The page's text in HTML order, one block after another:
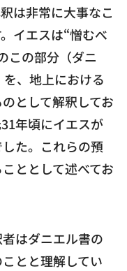
は非常に大事なこ
イエスは“憎むべ
この部分（ダニ
、地上における
として解釈してお
年頃にイエスが
た。これらの預
ととして述べてお
はダニエル書の
とと理解してい